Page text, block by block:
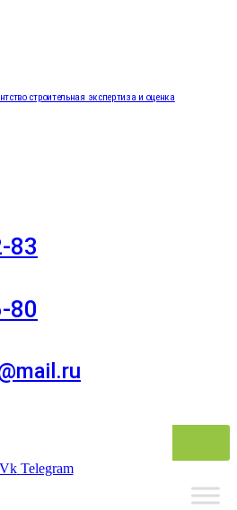
строительная экспертиза и оценка
83
80
Vk Telegram